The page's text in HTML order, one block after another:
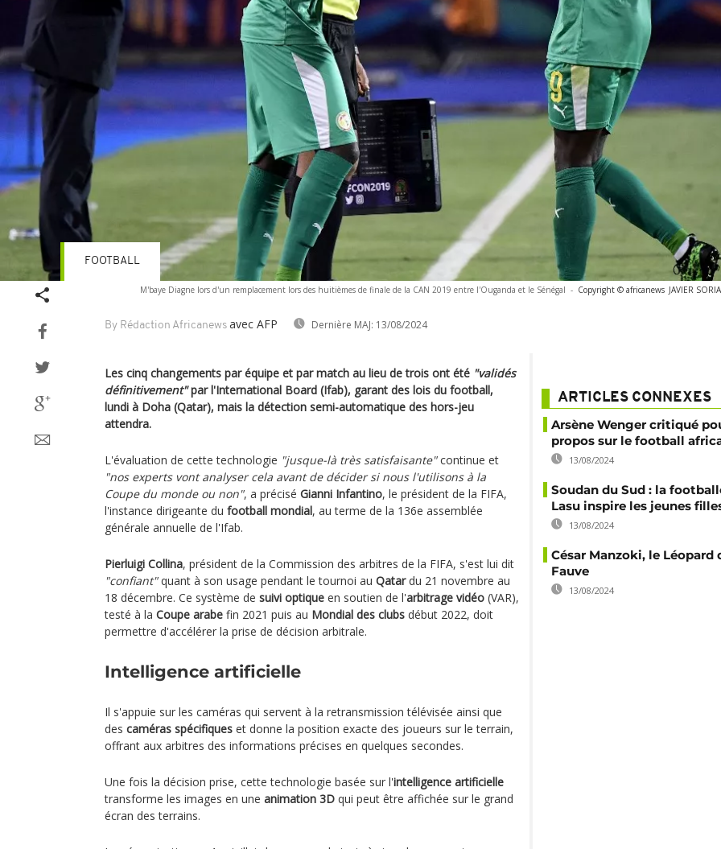
M'baye Diagne lors d'un remplacement lors des huitièmes de finale de la CAN 2019 entre l'Ouganda et le Sénégal - Copyright © africanews JAVIER
By Rédaction Africanews avec AFP Dernière MAJ: 13/08/2024
FOOTBALL
Les cinq changements par équipe et par match au lieu de trois ont été "validés
définitivement"par l'International Board (Ifab), garant des lois du football,
lundi à Doha (Qatar), mais la détection semi-automatique des hors-jeu
attendra.
L'évaluation de cette technologie "jusque-là très satisfaisante"continue et
"nos experts vont analyser cela avant de décider si nous l'utilisons à la
Coupe du monde ou non", a précisé Gianni Infantino, le président de la FIFA,
l'instance dirigeante du football mondial, au terme de la 136e assemblée
générale annuelle de l'Ifab.
Pierluigi Collina, président de la Commission des arbitres de la FIFA, s'est lui dit
"confiant"quant à son usage pendant le tournoi au Qatardu 21 novembre au
18 décembre. Ce système de suivi optique en soutien de l'arbitrage vidéo (VAR),
testé à la Coupe arabe fin 2021 puis au Mondial des clubs début 2022, doit
permettre d'accélérer la prise de décision arbitrale.
Intelligence artificielle
Il s'appuie sur les caméras qui servent à la retransmission télévisée ainsi que
des caméras spécifiques et donne la position exacte des joueurs sur le terrain,
offrant aux arbitres des informations précises en quelques secondes.
Une fois la décision prise, cette technologie basée sur l'intelligence artificielle
transforme les images en une animation 3D qui peut être affichée sur le grand
écran des terrains.
ARTICLES CONNEXES
Arsène Wenger critiqué
propos sur le football
13/08/2024
Soudan du Sud : la
Lasu inspire les jeunes
13/08/2024
César Manzoki, le Léopard
Fauve
13/08/2024